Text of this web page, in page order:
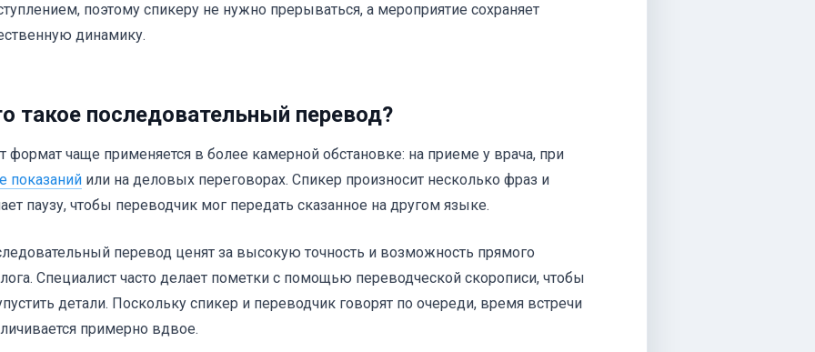
поэтому спикеру не нужно прерываться, а мероприятие сохраняет
динамику.
такое последовательный перевод?
формат чаще применяется в более камерной обстановке: на приеме у врача, при
показаний или на деловых переговорах. Спикер произносит несколько фраз и
паузу, чтобы переводчик мог передать сказанное на другом языке.
перевод ценят за высокую точность и возможность прямого
Специалист часто делает пометки с помощью переводческой скорописи, чтобы
детали. Поскольку спикер и переводчик говорят по очереди, время встречи
примерно вдвое.